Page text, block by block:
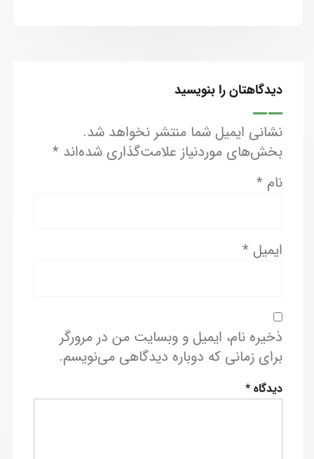
دیدگاهتان را بنویسید
نشانی ایمیل شما منتشر نخواهد شد.
بخش‌های موردنیاز علامت‌گذاری شده‌اند *
نام *
ایمیل *
ذخیره نام، ایمیل و وبسایت من در مرورگر
برای زمانی که دوباره دیدگاهی می‌نویسم.
دیدگاه*